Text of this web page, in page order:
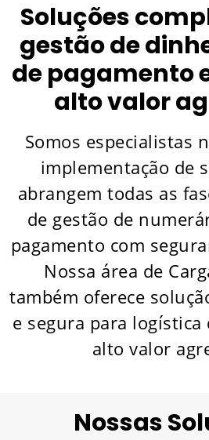
Soluções
gestão de
de pagamento
alto valor
Somos especialistas
implementação de
abrangem todas as
de gestão de
pagamento com
Nossa área de
também oferece
e segura para logística
alto valor
Nossas